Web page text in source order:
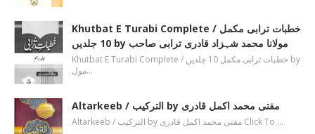
Khutbat E Turabi Complete / خطبات ترابی مکمل
10 جلدیں by مولانا محمد شہزاد قادری ترابی صاحب
Khutbat E Turabi Complete / خطبات ترابی مکمل 10 جلدیں by
مول…
Altarkeeb / الترکیب by مفتی محمد اکمل قادری
Altarkeeb / الترکیب by مفتی محمد اکمل قادری Click To …